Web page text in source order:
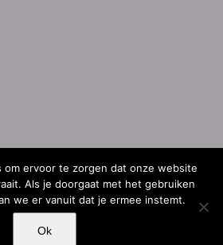
Albus Webdesign
FacebookInstagram
om ervoor te zorgen dat onze website
Als je doorgaat met het gebruiken
we er vanuit dat je ermee instemt.
Ok